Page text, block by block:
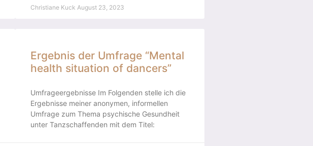
Christiane Kuck August 23, 2023
Ergebnis der Umfrage “Mental
health situation of dancers”
Umfrageergebnisse Im Folgenden stelle ich die
Ergebnisse meiner anonymen, informellen
Umfrage zum Thema psychische Gesundheit
unter Tanzschaffenden mit dem Titel: